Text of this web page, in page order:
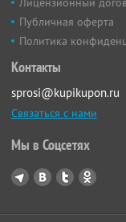
Публичная оферта
Политика
Контакты
sprosi@kupikupon.ru
Связаться с нами
Мы в Соцсетях